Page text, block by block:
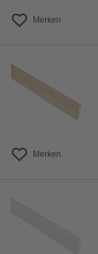
Merken
Merken